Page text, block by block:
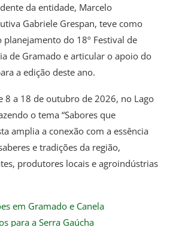
da entidade, Marcelo
Gabriele Grespan, teve como
do 18º Festival de
de Gramado e articular o apoio do
a edição deste ano.
8 a 18 de outubro de 2026, no Lago
o tema “Sabores que
amplia a conexão com a essência
e tradições da região,
produtores locais e agroindústrias
em Gramado e Canela
para a Serra Gaúcha